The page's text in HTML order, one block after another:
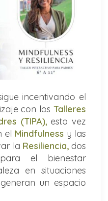
incentivando el
con los Talleres
(TIPA),esta vez
el Mindfulness y las
la Resiliencia,dos
el bienestar
en situaciones
un espacio